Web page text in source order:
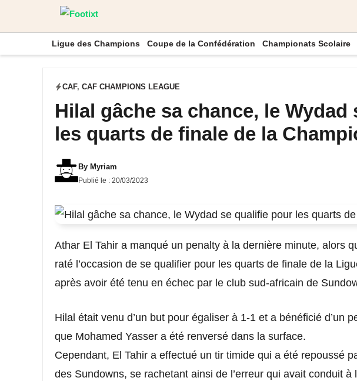
Ligue des Champions Coupe de la Confédération Championats Scolaire
CAF, CAF CHAMPIONS LEAGUE
Hilal gâche sa chance, le
les quarts de finale de la
By Myriam
Publié le : 20/03/2023
Athar El Tahir a manqué un penalty à la dernière minute, alors
raté l’occasion de se qualifier pour les quarts de finale de la
après avoir été tenu en échec par le club sud-africain de
Hilal était venu d’un but pour égaliser à 1-1 et a bénéficié d’un
que Mohamed Yasser a été renversé dans la surface.
Cependant, El Tahir a effectué un tir timide qui a été repoussé
des Sundowns, se rachetant ainsi de l’erreur qui avait conduit à